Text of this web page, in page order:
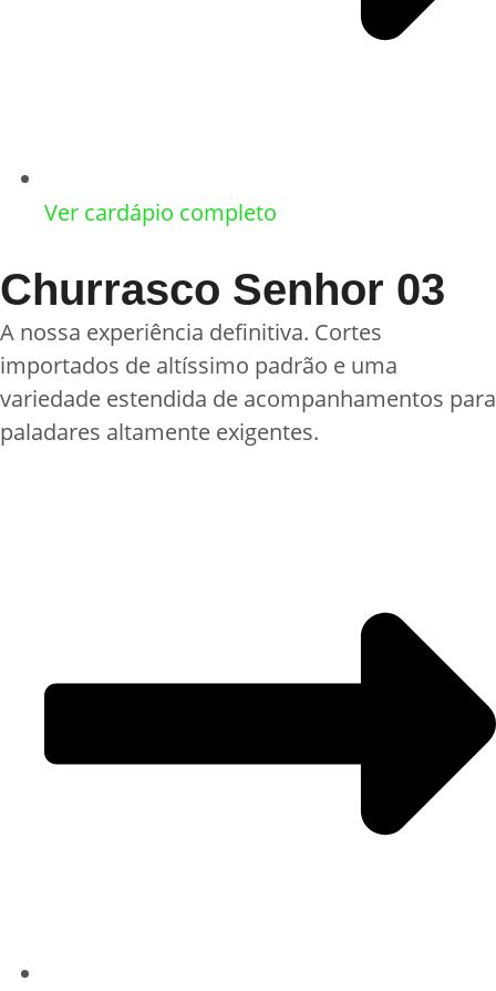
Ver cardápio completo
Churrasco Senhor 03
A nossa experiência definitiva. Cortes
importados de altíssimo padrão e uma
variedade estendida de acompanhamentos para
paladares altamente exigentes.